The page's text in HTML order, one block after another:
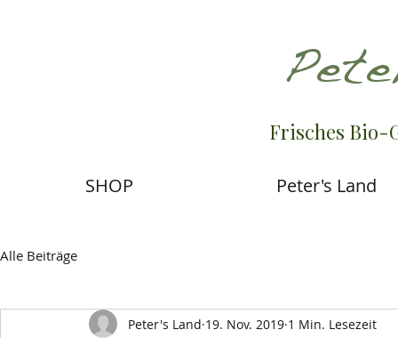
Frisches Bio-
SHOP Peter's Land
Alle Beiträge
Peter's Land 19. Nov. 2019 1 Min. Lesezeit